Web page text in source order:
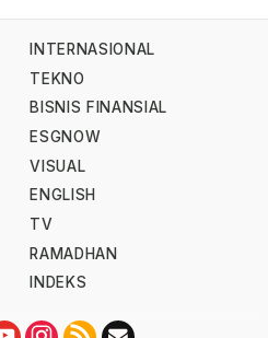
INTERNASIONAL
TEKNO
BISNIS FINANSIAL
ESGNOW
VISUAL
ENGLISH
TV
RAMADHAN
INDEKS